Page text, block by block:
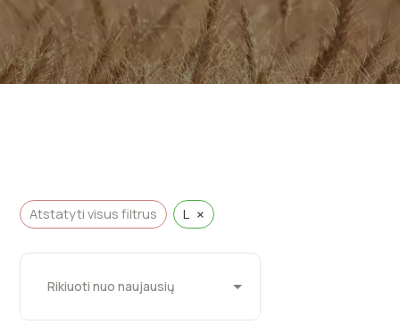
Atstatyti visus filtrus L ×